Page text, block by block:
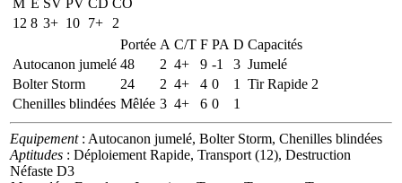
12 8 3+ 10 7+
2
Portée A C/T F PA D Capacités
Autocanon jumelé 48 2 4+ 9 -1 3 Jumelé
Bolter Storm
24 2 4+ 4 0 1
Tir Rapide 2
Chenilles blindées Mêlée 3 4+ 6 0 1
Equipement: Autocanon jumelé, Bolter Storm, Chenilles blindées
Aptitudes : Déploiement Rapide, Transport (12), Destruction
Néfaste D3